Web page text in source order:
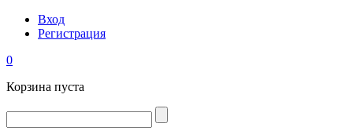
Вход
Регистрация
0
Корзина пуста